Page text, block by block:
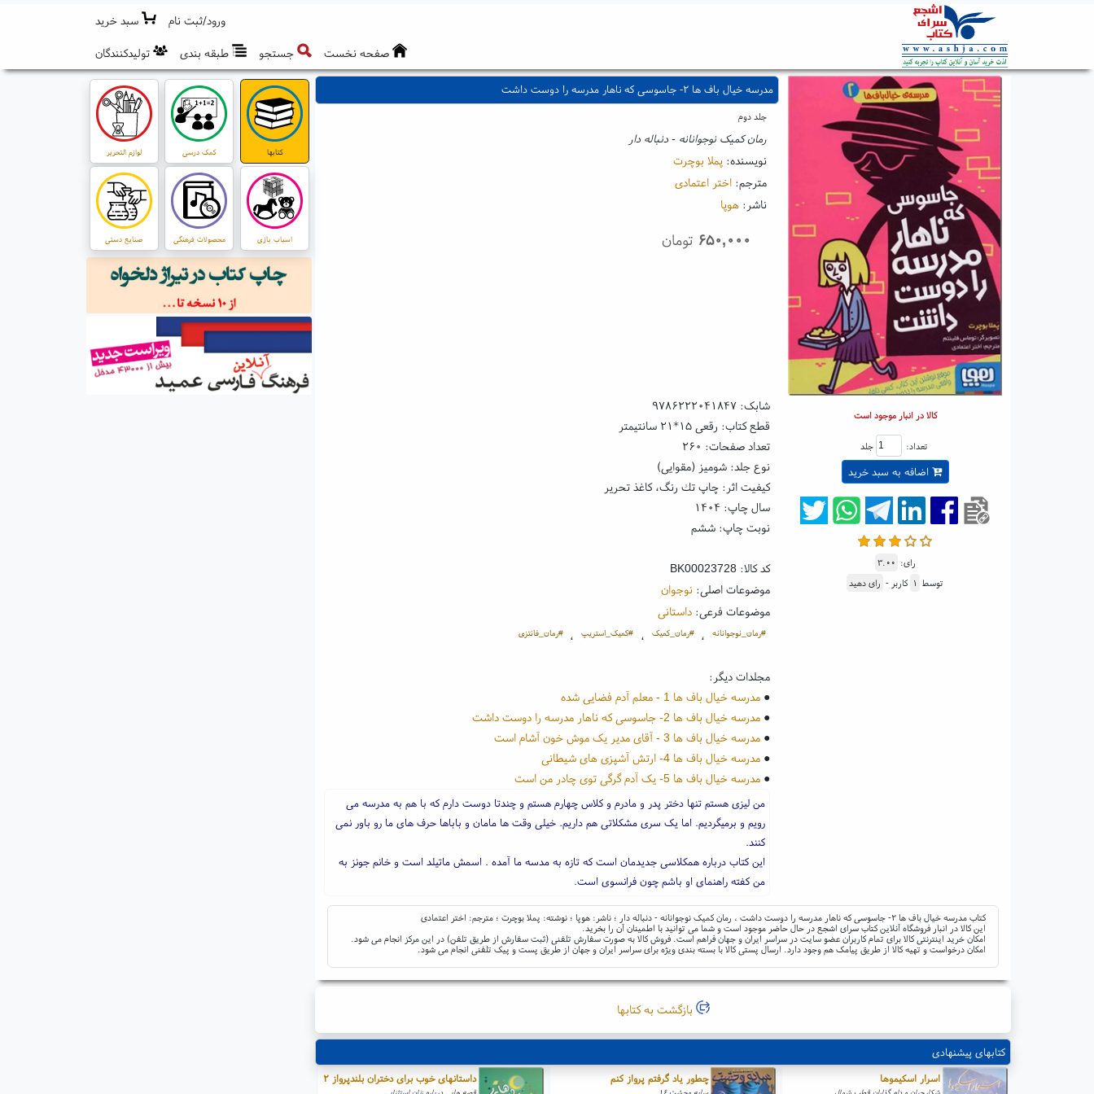
ورود/ثبت نام
سبد خرید
صفحه نخست
جستجو طبقه بندی تولیدکنندگان
مدرسه خیال باف ها ۲- جاسوسی که ناهار مدرسه را دوست داشت
جلد دوم
رمان کمیک نوجوانانه - دنباله دار
نویسنده: پملا بوچرت
مترجم: اختر اعتمادی
ناشر: هوپا
۶۵۰,۰۰۰ تومان
کالا در انبار موجود است
تعداد: جلد
اضافه به سبد خرید
رای: ۳.۰۰
توسط ۱ کاربر - رای دهید
شابک:۹۷۸۶۲۲۲۰۴۱۸۴۷
قطع کتاب: رقعی ۱۵*۲۱ سانتیمتر
تعداد صفحات: ۲۶۰
نوع جلد: شومیز (مقوایی)
کیفیت اثر: چاپ تك رنگ، کاغذ تحریر
سال چاپ: ۱۴۰۴
نوبت چاپ: ششم
کد کالا: BK00023728
موضوعات اصلی:نوجوان
موضوعات فرعی:داستانی
#رمان_نوجوانانه ، #رمان_کمیک ، #کمیک_استریپ ، #رمان_فانتزی
مجلدات دیگر:
●مدرسه خیال باف ها 1 - معلم آدم فضایی شده
●مدرسه خیال باف ها 2- جاسوسی که ناهار مدرسه را دوست داشت
●مدرسه خیال باف ها 3 - آقای مدیر یک موش خون آشام است
●مدرسه خیال باف ها 4- ارتش آشپزی های شیطانی
●مدرسه خیال باف ها 5- یک آدم گرگی توی چادر من است
من لیزی هستم تنها دختر پدر و مادرم و کلاس چهارم هستم و چندتا دوست دارم که با هم به مدرسه می
رویم و برمیگردیم. اما یک سری مشکلاتی هم داریم. خیلی وقت ها مامان و باباها حرف های ما رو باور نمی
کنند.
این کتاب درباره همکلاسی جدیدمان است که تازه به مدسه ما آمده . اسمش ماتیلد است و خانم جونز به
من کفته راهنمای او باشم چون فرانسوی است.
کتاب مدرسه خیال باف ها ۲- جاسوسی که ناهار مدرسه را دوست داشت ، رمان کمیک نوجوانانه - دنباله دار ؛ ناشر: هوپا ؛ نوشته: پملا بوچرت ؛ مترجم: اختر اعتمادی
این کالا در انبار فروشگاه آنلاین کتاب سرای اشجع در حال حاضر موجود است و شما می توانید با اطمینان آن را بخرید.
امکان خرید اینترنتی کالا برای تمام کاربران عضو سایت در سراسر ایران و جهان فراهم است. فروش کالا به صورت سفارش تلفنی (ثبت سفارش از طریق تلفن) در این مرکز انجام می شود.
امکان درخواست و تهیه کالا از طریق پیامک هم وجود دارد. ارسال پستی کالا با بسته بندی ویژه برای سراسر ایران و جهان از طریق پست و پیک تلفنی انجام می شود.
بازگشت به کتابها
کتابهای پیشنهادی
اسرار اسکیموها چطور یاد گرفتم پرواز کنم داستانهای خوب برای دختران بلندپرواز ۲
کتابها کمک درسی لوازم التحریر
اسباب بازی محصولات فرهنگی صنایع دستی